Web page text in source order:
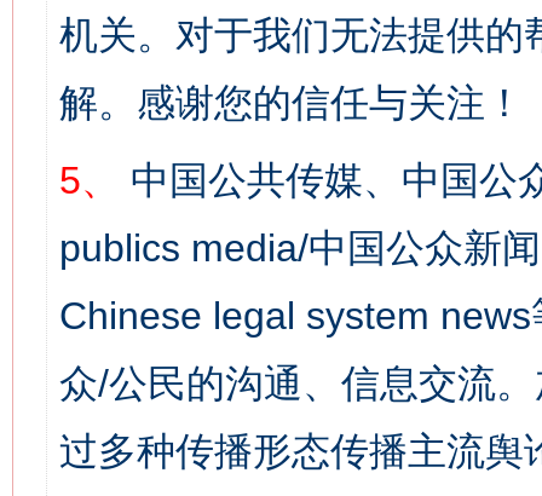
机关。对于我们无法提供
解。感谢您的信任与关注！
5、
中国公共传媒、中国公
publics media/中国公众新
Chinese legal system
众/公民的沟通、信息交流
过多种传播形态传播主流